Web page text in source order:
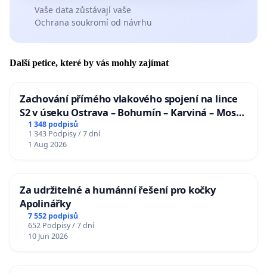
Vaše data zůstávají vaše
Ochrana soukromí od návrhu
Další petice, které by vás mohly zajímat
Zachování přímého vlakového spojení na lince
S2 v úseku Ostrava – Bohumín – Karviná – Mosty
u Jablunkova
1 348 podpisů
1 343 Podpisy / 7 dní
1 Aug 2026
Za udržitelné a humánní řešení pro kočky
Apolinářky
7 552 podpisů
652 Podpisy / 7 dní
10 Jun 2026